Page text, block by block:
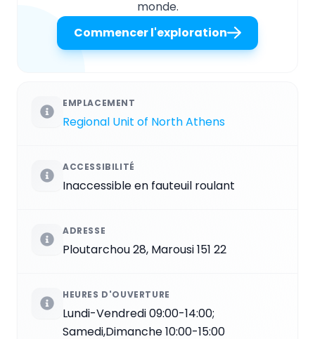
monde.
Commencer l'exploration
EMPLACEMENT
Regional Unit of North Athens
ACCESSIBILITÉ
Inaccessible en fauteuil roulant
ADRESSE
Ploutarchou 28, Marousi 151 22
HEURES D'OUVERTURE
Lundi-Vendredi 09:00-14:00;
Samedi,Dimanche 10:00-15:00